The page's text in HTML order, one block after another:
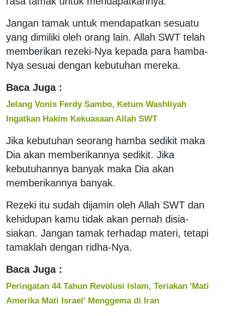
Jangan tamak untuk mendapatkan sesuatu
yang dimiliki oleh orang lain. Allah SWT telah
memberikan rezeki-Nya kepada para hamba-
Nya sesuai dengan kebutuhan mereka.
Baca Juga :
Jelang Vonis Ferdy Sambo, Ketum Washliyah
Ingatkan Hakim Kekuasaan Allah SWT
Jika kebutuhan seorang hamba sedikit maka
Dia akan memberikannya sedikit. Jika
kebutuhannya banyak maka Dia akan
memberikannya banyak.
Rezeki itu sudah dijamin oleh Allah SWT dan
kehidupan kamu tidak akan pernah disia-
siakan. Jangan tamak terhadap materi, tetapi
tamaklah dengan ridha-Nya.
Baca Juga :
Peringatan 44 Tahun Revolusi Islam, Teriakan 'Mati
Amerika Mati Israel' Menggema di Iran